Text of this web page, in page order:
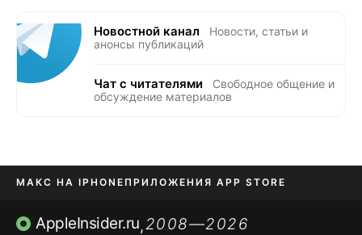
Новостной канал
Новости, статьи и
анонсы публикаций
Чат с читателями
Свободное общение и
обсуждение материалов
МАКС НА IPHONE ПРИЛОЖЕНИЯ APP STORE
TIKTOK НА IPHONEПРИЛОЖЕНИЯ БЕЗ APP STORE
AppleInsider.ru,2008—2026